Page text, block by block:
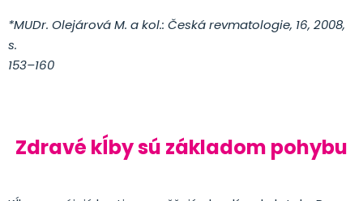
*MUDr. Olejárová M. a kol.: Česká revmatologie, 16, 2008,
s.
153–160
Zdravé kĺby sú základom pohybu